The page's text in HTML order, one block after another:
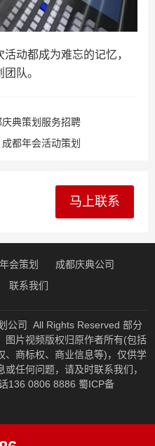
动都成为难忘的记忆，
队。
典策划服务招聘
都年会活动策划
马上联系
会策划
成都庆典公司
联系我们
公司 All Rights Reserved 部分
图片视频版权归原作者所有(包括
、商标权、商业信息等)，仅供学
任何问题，请及时联系我们，
136 0806 8886 蜀ICP备